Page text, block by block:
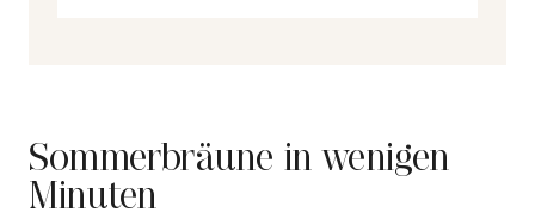
Sommerbräune in wenigen
Minuten